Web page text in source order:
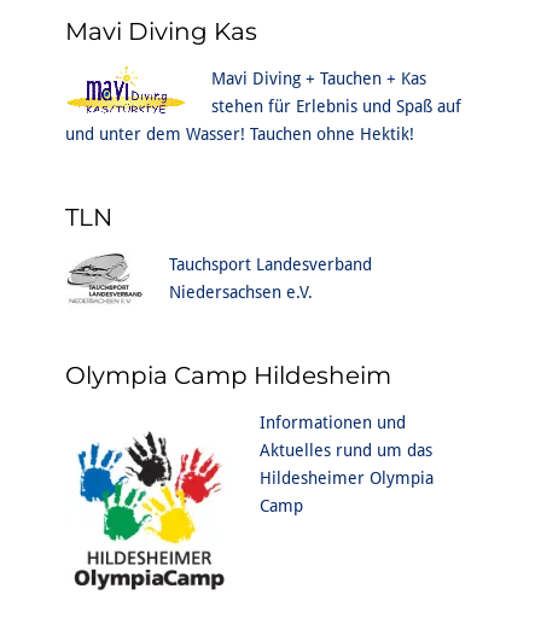
Mavi Diving Kas
Mavi Diving + Tauchen + Kas
stehen für Erlebnis und Spaß auf
und unter dem Wasser! Tauchen ohne Hektik!
TLN
Tauchsport Landesverband
Niedersachsen e.V.
Olympia Camp Hildesheim
Informationen und
Aktuelles rund um das
Hildesheimer Olympia
Camp